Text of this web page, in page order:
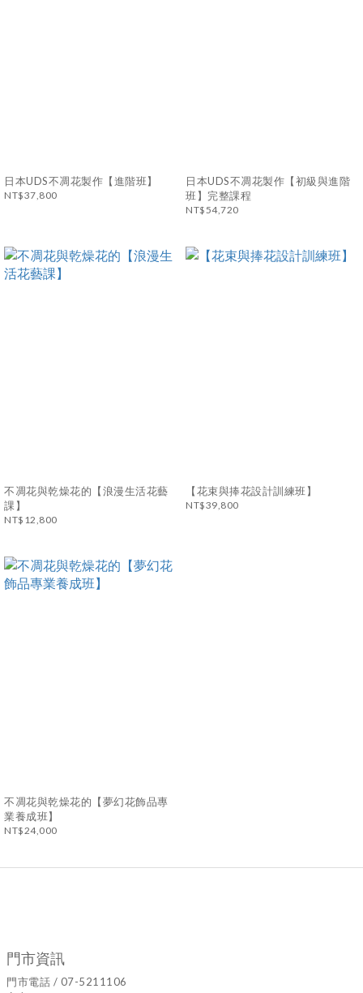
日本UDS不凋花製作【進階班】
NT$37,800
日本UDS不凋花製作【初級與進階
班】完整課程
NT$54,720
不凋花與乾燥花的【浪漫生活花藝
課】
NT$12,800
【花束與捧花設計訓練班】
NT$39,800
不凋花與乾燥花的【夢幻花飾品專
業養成班】
NT$24,000
門市資訊
門市電話 / 07-5211106